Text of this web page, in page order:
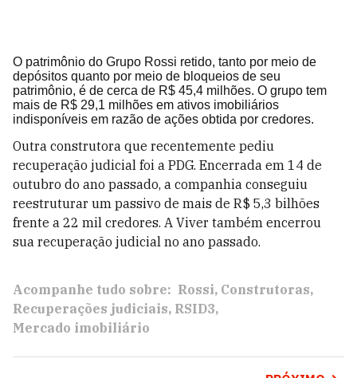
O patrimônio do Grupo Rossi retido, tanto por meio de
depósitos quanto por meio de bloqueios de seu
patrimônio, é de cerca de R$ 45,4 milhões. O grupo tem
mais de R$ 29,1 milhões em ativos imobiliários
indisponíveis em razão de ações obtida por credores.
Outra construtora que recentemente pediu
recuperação judicial foi a PDG. Encerrada em 14 de
outubro do ano passado, a companhia conseguiu
reestruturar um passivo de mais de R$ 5,3 bilhões
frente a 22 mil credores. A Viver também encerrou
sua recuperação judicial no ano passado.
Acompanhe tudo sobre: Rossi Construtoras
Recuperações judiciais RSID3
Mercado imobiliário